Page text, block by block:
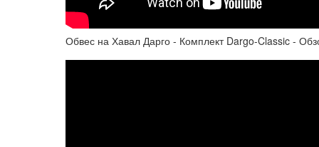
Обвес на Хавал Дарго - Комплект Dargo-Classic -